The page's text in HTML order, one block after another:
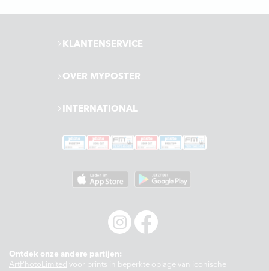
OVER MYPOSTER
KLANTENSERVICE
INTERNATIONAL
Ontdek onze andere partijen:
ArtPhotoLimited voor prints in beperkte oplage van iconische